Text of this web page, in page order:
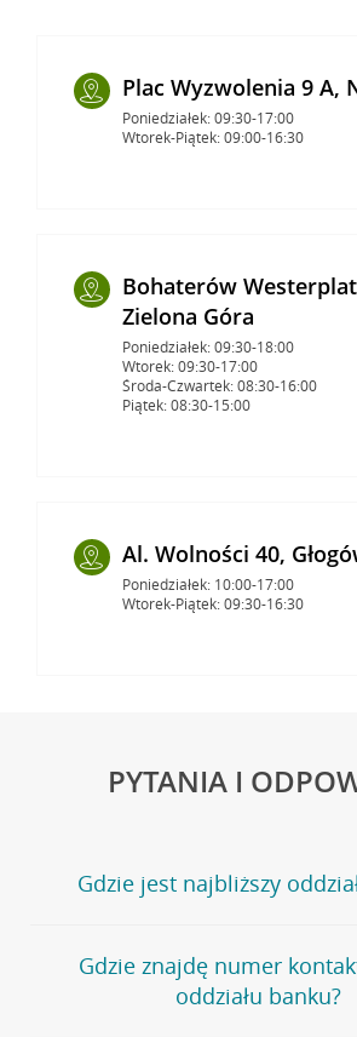
Plac Wyzwolenia 9 A,
Poniedziałek: 09:30-17:00
Wtorek-Piątek: 09:00-16:30
Bohaterów
Zielona Góra
Poniedziałek: 09:30-18:00
Wtorek: 09:30-17:00
Środa-Czwartek: 08:30-16:00
Piątek: 08:30-15:00
Al. Wolności 40,
Poniedziałek: 10:00-17:00
Wtorek-Piątek: 09:30-16:30
PYTANIA I
Gdzie jest najbliższy
Jeśli szukasz oddziału naszego banku,
stronęPlacówki i bankomaty, na której
wygodna wyszukiwarka.
Gdzie znajdę numer
oddziału banku?